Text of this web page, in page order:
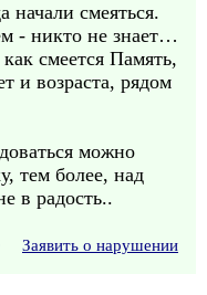
начали смеяться.
- никто не знает…
смеется Память,
и возраста, рядом
можно
тем более, над
в радость..
Заявить о нарушении